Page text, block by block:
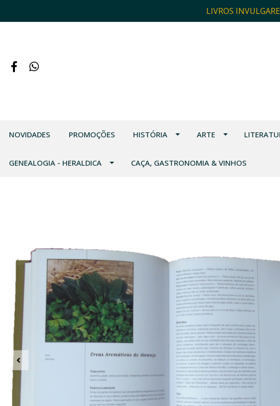
LIVROS
NOVIDADES PROMOÇÕES HISTÓRIA ARTE
GENEALOGIA - HERALDICA CAÇA, GASTRONOMIA & VINHOS